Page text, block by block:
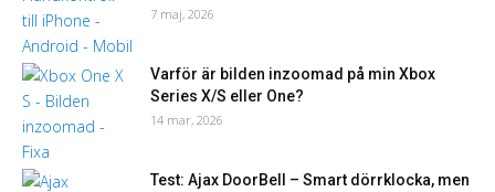
7 maj, 2026
Varför är bilden inzoomad på min Xbox
Series X/S eller One?
14 mar, 2026
Test: Ajax DoorBell – Smart dörrklocka, men